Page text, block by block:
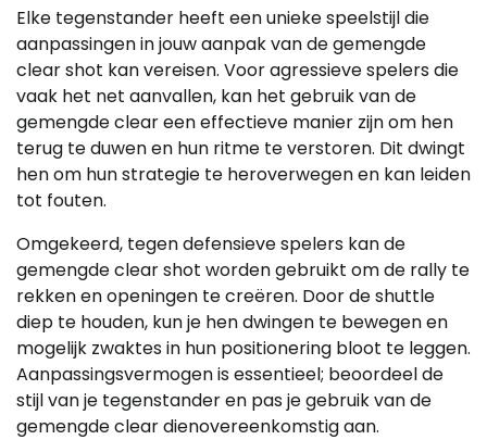
Elke tegenstander heeft een unieke speelstijl die
aanpassingen in jouw aanpak van de gemengde
clear shot kan vereisen. Voor agressieve spelers die
vaak het net aanvallen, kan het gebruik van de
gemengde clear een effectieve manier zijn om hen
terug te duwen en hun ritme te verstoren. Dit dwingt
hen om hun strategie te heroverwegen en kan leiden
tot fouten.
Omgekeerd, tegen defensieve spelers kan de
gemengde clear shot worden gebruikt om de rally te
rekken en openingen te creëren. Door de shuttle
diep te houden, kun je hen dwingen te bewegen en
mogelijk zwaktes in hun positionering bloot te leggen.
Aanpassingsvermogen is essentieel; beoordeel de
stijl van je tegenstander en pas je gebruik van de
gemengde clear dienovereenkomstig aan.